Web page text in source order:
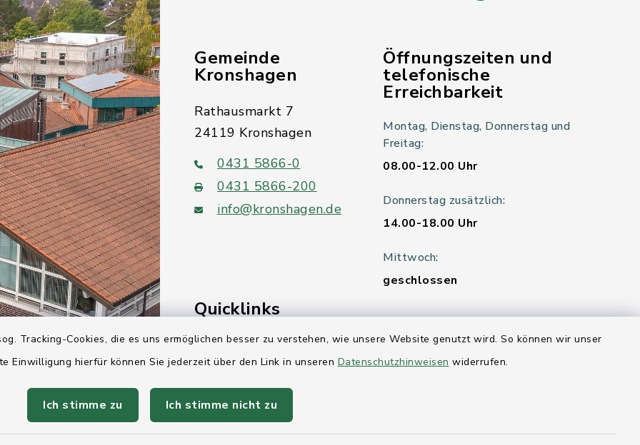
Tracking-Cookies, die es uns ermöglichen besser zu verstehen, wie unsere Website genutzt wird. So können wir unser
Einwilligung hierfür können Sie jederzeit über den Link in unseren Datenschutzhinweisen widerrufen.
Ich stimme zu Ich stimme nicht zu
Gemeinde
Kronshagen
Rathausmarkt 7
24119 Kronshagen
0431 5866-0
0431 5866-200
info@kronshagen.de
Öffnungszeiten und
telefonische
Erreichbarkeit
Montag, Dienstag, Donnerstag und
Freitag:
08.00-12.00 Uhr
Donnerstag zusätzlich:
14.00-18.00 Uhr
Mittwoch:
geschlossen
Quicklinks
Ihre Behördennummer 115
Holstein
Kreis Rendsburg-Eckernförde